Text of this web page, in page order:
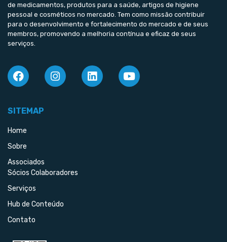
de medicamentos, produtos para a saúde, artigos de higiene
pessoal e cosméticos no mercado. Tem como missão contribuir
para o desenvolvimento e fortalecimento do mercado e de seus
membros, promovendo a melhoria contínua e eficaz de seus
serviços.
SITEMAP
Home
Sobre
Associados
Sócios Colaboradores
Serviços
Hub de Conteúdo
Contato